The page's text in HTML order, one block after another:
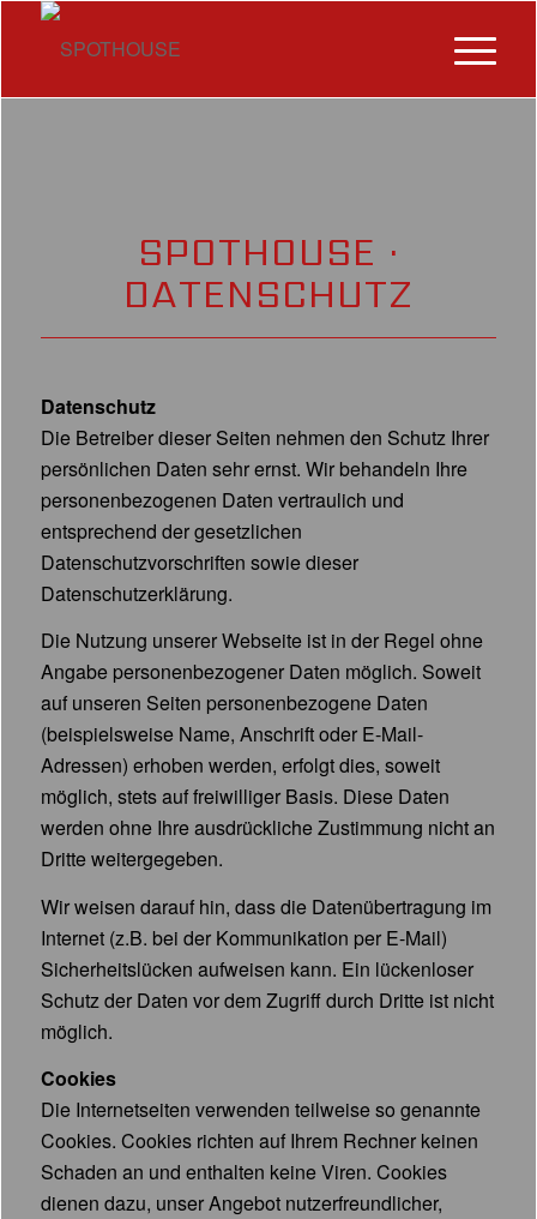
SPOTHOUSE ·
DATENSCHUTZ
Datenschutz
Die Betreiber dieser Seiten nehmen den Schutz Ihrer
persönlichen Daten sehr ernst. Wir behandeln Ihre
personenbezogenen Daten vertraulich und
entsprechend der gesetzlichen
Datenschutzvorschriften sowie dieser
Datenschutzerklärung.
Die Nutzung unserer Webseite ist in der Regel ohne
Angabe personenbezogener Daten möglich. Soweit
auf unseren Seiten personenbezogene Daten
(beispielsweise Name, Anschrift oder E-Mail-
Adressen) erhoben werden, erfolgt dies, soweit
möglich, stets auf freiwilliger Basis. Diese Daten
werden ohne Ihre ausdrückliche Zustimmung nicht an
Dritte weitergegeben.
Wir weisen darauf hin, dass die Datenübertragung im
Internet (z.B. bei der Kommunikation per E-Mail)
Sicherheitslücken aufweisen kann. Ein lückenloser
Schutz der Daten vor dem Zugriff durch Dritte ist nicht
möglich.
Cookies
Die Internetseiten verwenden teilweise so genannte
Cookies. Cookies richten auf Ihrem Rechner keinen
Schaden an und enthalten keine Viren. Cookies
dienen dazu, unser Angebot nutzerfreundlicher,